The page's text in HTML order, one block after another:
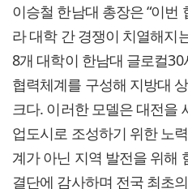
이승철 한남대 총장은 “이번
라 대학 간 경쟁이 치열해지
8개 대학이 한남대 글로컬
협력체계를 구성해 지방대
크다. 이러한 모델은 대전을
업도시로 조성하기 위한 노
계가 아닌 지역 발전을 위해
결단에 감사하며 전국 최초